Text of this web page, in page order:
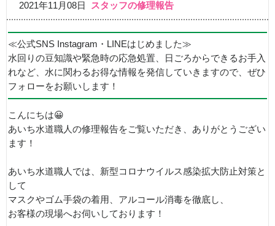
2021年11月08日 スタッフの修理報告
≪公式SNS Instagram・LINEはじめました≫
水回りの豆知識や緊急時の応急処置、日ごろからできるお手入
れなど、水に関わるお得な情報を発信していきますので、ぜひ
フォローをお願いします！
こんにちは😀
あいち水道職人の修理報告をご覧いただき、ありがとうござい
ます！
あいち水道職人では、新型コロナウイルス感染拡大防止対策と
して
マスクやゴム手袋の着用、アルコール消毒を徹底し、
お客様の現場へお伺いしております！